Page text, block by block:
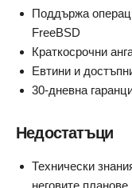
Поддържа
FreeBSD
Краткосрочни
Евтини и
30-дневна
Недостатъци
Технически
неговите планове